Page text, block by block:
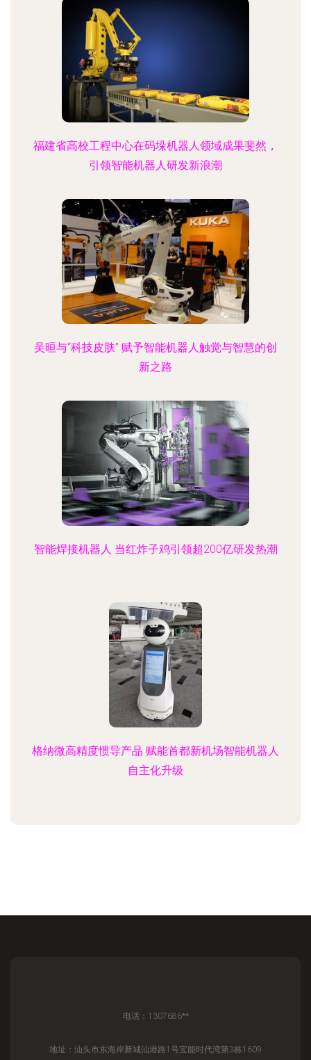
福建省高校工程中心在码垛机器人领域成果斐然，
引领智能机器人研发新浪潮
吴晅与“科技皮肤” 赋予智能机器人触觉与智慧的创
新之路
智能焊接机器人 当红炸子鸡引领超200亿研发热潮
格纳微高精度惯导产品 赋能首都新机场智能机器人
自主化升级
电话：1307686**
地址：汕头市东海岸新城汕港路1号宝能时代湾第3栋1609